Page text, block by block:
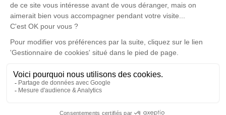
Devis marbrerie
Notre agence
Pompes Funèbres Vargas
04 78 40 07 53
pfvargasheyrieux@gmail.com
45 Avenue du Général LECLERC - 38540 - Heyrieux